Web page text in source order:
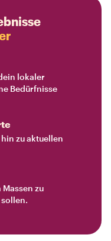
lokaler
Bedürfnisse
zu aktuellen
zu